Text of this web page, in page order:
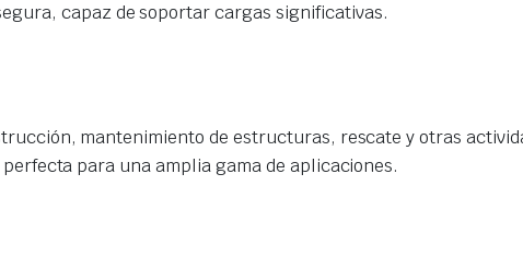
capaz de soportar cargas significativas.
mantenimiento de estructuras, rescate y otras
para una amplia gama de aplicaciones.